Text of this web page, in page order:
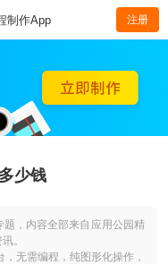
制作App 注册
少钱
，内容全部来自应用公园精
。
无需编程，纯图形化操作，